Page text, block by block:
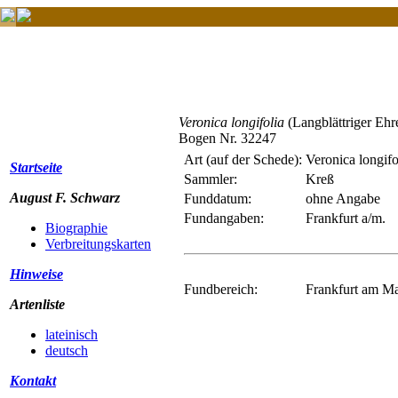
Startseite
August F. Schwarz
Biographie
Verbreitungskarten
Hinweise
Artenliste
lateinisch
deutsch
Kontakt
Veronica longifolia (Langblättriger
Bogen Nr. 32247
Art (auf der Schede): Veronica
Sammler:
Kreß
Funddatum:
ohne Angabe
Fundangaben:
Frankfurt a/m.
Fundbereich: Frankfurt am